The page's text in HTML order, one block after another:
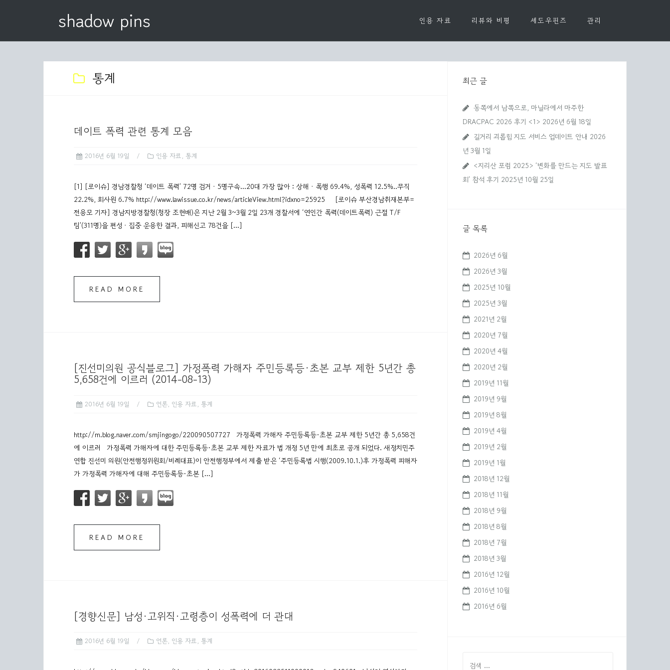
shadow pins 인용 자료 리뷰와 비평 셰도우핀즈 관리
통계
데이트 폭력 관련 통계 모음
2016년 6월 19일 인용 자료, 통계
[1] [로이슈] 경남경찰청 ‘데이트 폭력’ 72명 검거ㆍ5명구속…20대 가장 많아 : 상해ㆍ폭행 69.4%, 성폭력 12.5%..무직
22.2%, 회사원 6.7% http://www.lawissue.co.kr/news/articleView.html?idxno=25925 [로이슈 부산경남취재본부=
전용모 기자] 경남지방경찰청(청장 조현배)은 지난 2월 3~3월 2일 23개 경찰서에 ‘연인간 폭력(데이트폭력) 근절 T/F
팀’(311명)을 편성ㆍ집중 운용한 결과, 피해신고 78건을 […]
READ MORE
[진선미의원 공식블로그] 가정폭력 가해자 주민등록등·초본 교부 제한 5년간 총
5,658건에 이르러 (2014-08-13)
2016년 6월 19일 언론, 인용 자료, 통계
http://m.blog.naver.com/smjingogo/220090507727 가정폭력 가해자 주민등록등·초본 교부 제한 5년간 총 5,658건
에 이르러 가정폭력 가해자에 대한 주민등록등·초본 교부 제한 자료가 법 개정 5년 만에 최초로 공개 되었다. 새정치민주
연합 진선미 의원(안전행정위원회/비례대표)이 안전행정부에서 제출 받은 ‘주민등록법 시행(2009.10.1.)후 가정폭력 피해자
가 가정폭력 가해자에 대해 주민등록등·초본 […]
READ MORE
[경향신문] 남성·고위직·고령층이 성폭력에 더 관대
2016년 6월 19일 언론, 인용 자료, 통계
최근 글
동쪽에서 남쪽으로, 마닐라에서 마주한
DRACPAC 2026 후기 <1> 2026년 6월 18일
길거리 괴롭힘 지도 서비스 업데이트 안내 2026
년 3월 1일
<지리산 포럼 2025> ‘변화를 만드는 지도 발표
회’ 참석 후기 2025년 10월 25일
글 목록
2026년 6월
2026년 3월
2025년 10월
2025년 3월
2021년 2월
2020년 7월
2020년 4월
2020년 2월
2019년 11월
2019년 9월
2019년 8월
2019년 4월
2019년 2월
2019년 1월
2018년 12월
2018년 11월
2018년 9월
2018년 8월
2018년 7월
2018년 3월
2016년 12월
2016년 10월
2016년 6월